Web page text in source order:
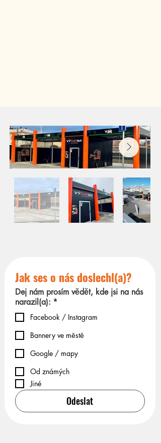
Jak ses o nás doslechl(a)?
Dej nám prosím vědět, kde jsi na nás
narazil(a): *
Facebook / Instagram
Bannery ve městě
Google / mapy
Od známých
Jiné
Odeslat